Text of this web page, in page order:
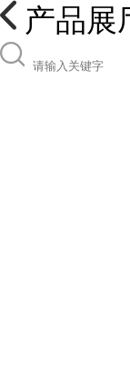
产品展